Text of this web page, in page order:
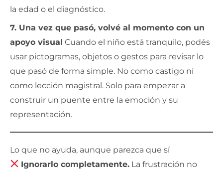
la edad o el diagnóstico.
7. Una vez que pasó, volvé al momento con un
apoyo visual Cuando el niño está tranquilo, podés
usar pictogramas, objetos o gestos para revisar lo
que pasó de forma simple. No como castigo ni
como lección magistral. Solo para empezar a
construir un puente entre la emoción y su
representación.
Lo que no ayuda, aunque parezca que sí
Ignorarlo completamente. La frustración no